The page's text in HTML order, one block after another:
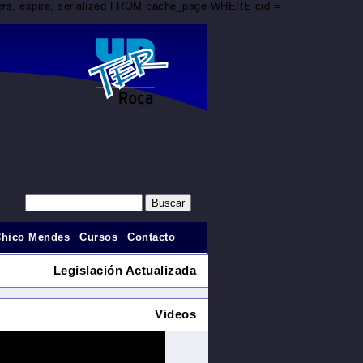
expire, serialized FROM cache_page WHERE cid =
Mendes Cursos Contacto
Legislación Actualizada
Videos